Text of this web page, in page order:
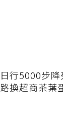
日行5000步
路換超商茶葉